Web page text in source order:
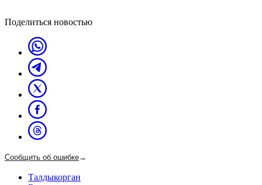
Поделиться новостью
Сообщить об ошибке→
Талдыкорган